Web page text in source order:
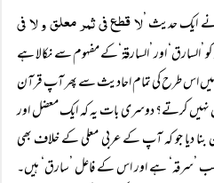
نے ایک حدیث ’لا قطع فی ثمر معلق و لا فی
’السارق‘ اور ’السارقۃ‘کے مفہوم سے نکالا ہے
اس طرح کی تمام احادیث سے پھر آپ قرآن
نہیں کرتے؟ دوسری بات یہ کہ ایک معضل اور
دیا جو کہ آپ کے عربی معلی کے خلاف بھی
سب ’سرقہ‘ ہے اور اس کے فاعل ’سارق‘ ہیں۔